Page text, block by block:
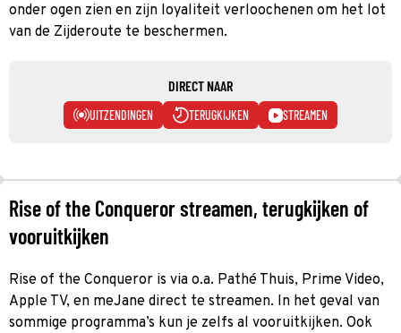
onder ogen zien en zijn loyaliteit verloochenen om het lot
van de Zijderoute te beschermen.
DIRECT NAAR
UITZENDINGEN TERUGKIJKEN STREAMEN
Rise of the Conqueror streamen, terugkijken of
vooruitkijken
Rise of the Conqueror is via o.a. Pathé Thuis, Prime Video,
Apple TV, en meJane direct te streamen. In het geval van
sommige programma’s kun je zelfs al vooruitkijken. Ook